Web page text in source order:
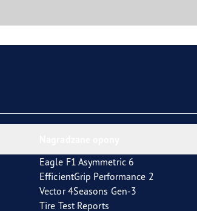
Eagle F1 Asymmetric 6
EfficientGrip Performance 2
Vector 4Seasons Gen-3
Tire Test Reports